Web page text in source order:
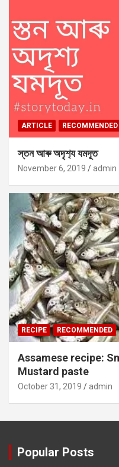
ARTICLE RECOMMENDED
স্তন আৰু অদৃশ‍্য যমদূত
November 6, 2019 admin
RECIPE RECOMMENDED
Assamese recipe:
Mustard paste
October 31, 2019 admin
Popular Posts